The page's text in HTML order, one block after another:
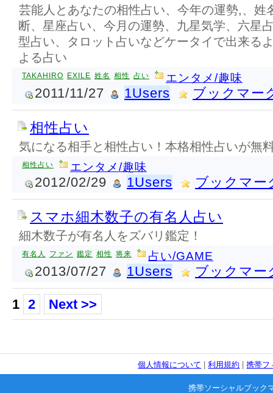
芸能人とあなたの相性占い、今年の運勢,、姓
断、星座占い、今月の運勢、九星気学、六星
型占い、タロット占いなどケータイで出来る
よる占い
TAKAHIRO EXILE 姓名 相性 占い エンタメ/趣味
2011/11/27 1Users ブックマー
相性占い
気になる相手と相性占い！本格相性占いが無
相性占い エンタメ/趣味
2012/02/29 1Users ブックマー
スマホ細木数子の有名人占い
細木数子が有名人をズバリ鑑定！
有名人 ファン 鑑定 相性 将来 占い/GAME
2013/07/27 1Users ブックマー
1 2 Next >>
個人情報について |利用規約 |携帯フ
携帯ソーシャルブック